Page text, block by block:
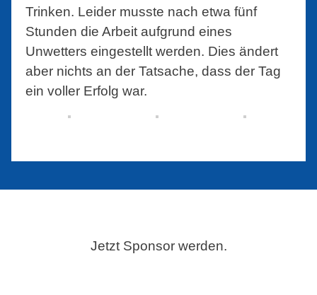
Trinken. Leider musste nach etwa fünf
Stunden die Arbeit aufgrund eines
Unwetters eingestellt werden. Dies ändert
aber nichts an der Tatsache, dass der Tag
ein voller Erfolg war.
Jetzt Sponsor werden.